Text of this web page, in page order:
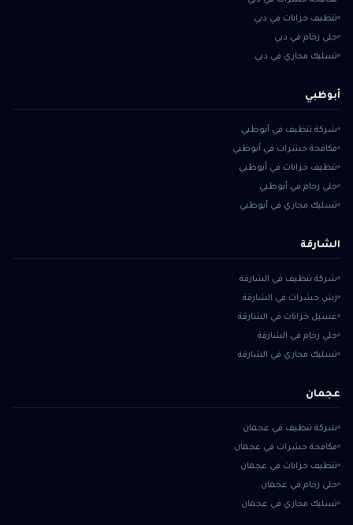
تنظيف خزانات في دبي
جلي رخام في دبي
تسليك مجاري في دبي
أبوظبي
شركة تنظيف في أبوظبي
مكافحة حشرات في أبوظبي
تنظيف خزانات في أبوظبي
جلي رخام في أبوظبي
تسليك مجاري في أبوظبي
الشارقة
شركة تنظيف في الشارقة
رش حشرات في الشارقة
غسيل خزانات في الشارقة
جلي رخام في الشارقة
تسليك مجاري في الشارقة
عجمان
شركة تنظيف في عجمان
مكافحة حشرات في عجمان
تنظيف خزانات في عجمان
جلي رخام في عجمان
تسليك مجاري في عجمان